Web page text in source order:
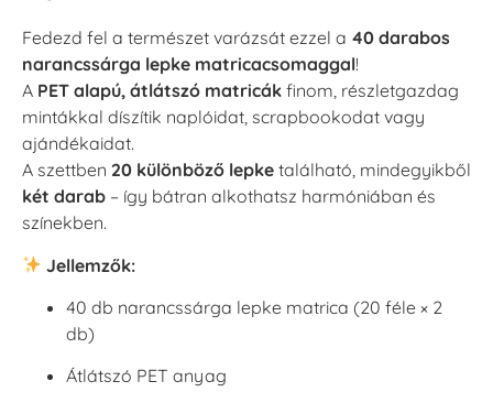
Fedezd fel a természet varázsát ezzel a 40 darabos
narancssárga lepke matricacsomaggal!
A PET alapú, átlátszó matricák finom, részletgazdag
mintákkal díszítik naplóidat, scrapbookodat vagy
ajándékaidat.
A szettben 20 különböző lepke található, mindegyikből
két darab – így bátran alkothatsz harmóniában és
színekben.
Jellemzők:
40 db narancssárga lepke matrica (20 féle × 2
db)
Átlátszó PET anyag